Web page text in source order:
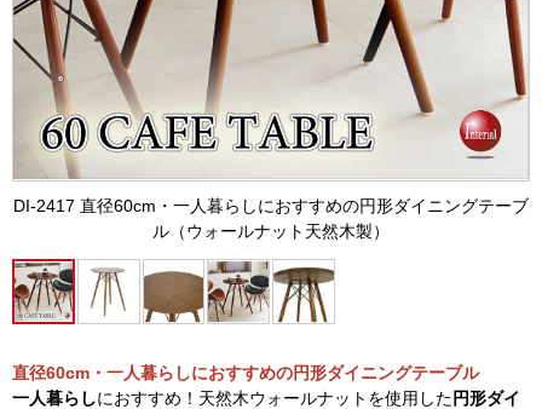
DI-2417 直径60cm・一人暮らしにおすすめの円形ダイニングテーブ
ル（ウォールナット天然木製）
直径60cm・一人暮らしにおすすめの円形ダイニングテーブル
一人暮らしにおすすめ！天然木ウォールナットを使用した 円形ダイ